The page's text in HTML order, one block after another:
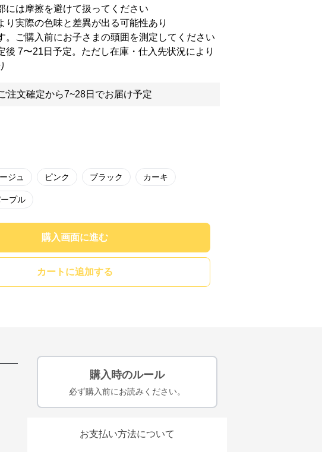
には摩擦を避けて扱ってください
り実際の色味と差異が出る可能性あり
。ご購入前にお子さまの頭囲を測定してください
後 7〜21日予定。ただし在庫・仕入先状況により
注文確定から7~28日でお届け予定
ジュ ピンク ブラック カーキ
プル
購入画面に進む
カートに追加する
購入時のルール
必ず購入前にお読みください。
お支払い方法について